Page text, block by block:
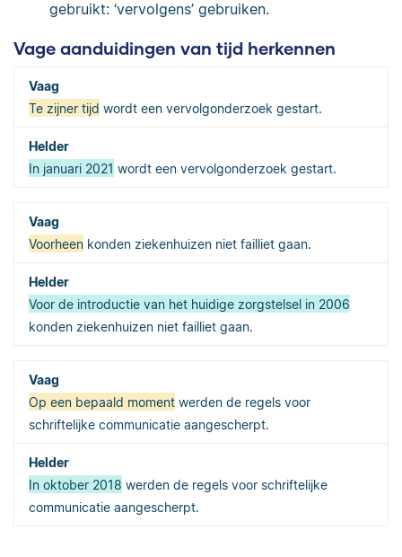
gebruikt: ‘vervolgens’ gebruiken.
Vage aanduidingen van tijd herkennen
Te zijner tijd wordt een vervolgonderzoek gestart.
In januari 2021 wordt een vervolgonderzoek gestart.
Voorheen konden ziekenhuizen niet failliet gaan.
Voor de introductie van het huidige zorgstelsel in 2006
konden ziekenhuizen niet failliet gaan.
Op een bepaald moment werden de regels voor
schriftelijke communicatie aangescherpt.
In oktober 2018 werden de regels voor schriftelijke
communicatie aangescherpt.